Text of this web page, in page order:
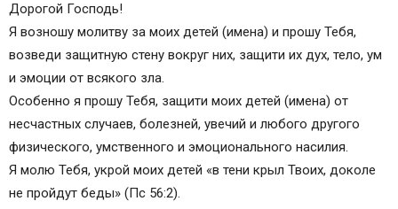
Молитва Георгию Победоносцу о защите детей
от зла и неприятностей
Молитва о защите детей Стилиану Паф­ла­гонс­
кому
Защитная молитва Господу Богу за детей от
Защитная молитва Иисусу Христу за детей от
порчи и сглаза
Защитная молитва Пресвятой Богородице за
Дорогой Господь!
Я возношу молитву за моих детей (имена) и прошу Тебя,
возведи защитную стену вокруг них, защити их дух, тело, ум
и эмоции от всякого зла.
Особенно я прошу Тебя, защити моих детей (имена) от
несчастных случаев, болезней, увечий и любого другого
физического, умственного и эмоционального насилия.
Я молю Тебя, укрой моих детей «в тени крыл Твоих, доколе
не пройдут беды» (Пс 56:2).